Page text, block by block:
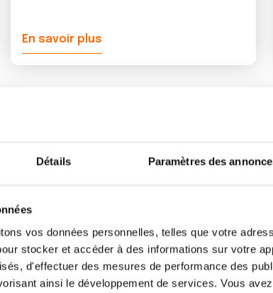
Détails Paramètres des
vos données personnelles, telles que votre
stocker et accéder à des informations sur votre
d'effectuer des mesures de performance des
ainsi le développement de services. Vous
En savoir plus
sur
soins
Découvrez toutes